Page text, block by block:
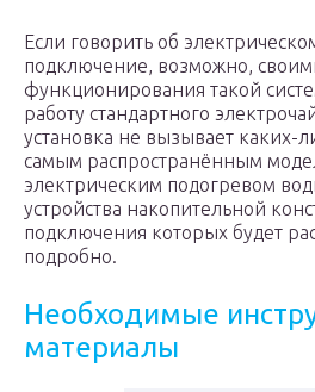
Если говорить об
подключение, возможно,
функционирования такой
работу стандартного
установка не вызывает каких-
самым распространённым
электрическим подогревом
устройства накопительной
подключения которых будет
подробно.
Необходимые
материалы